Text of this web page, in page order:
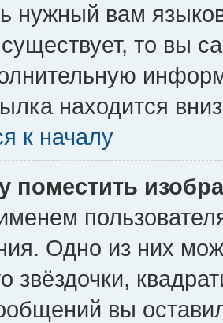
нужный вам
то вы
находится
к началу
поместить
Одно из них
звёздочки,
вы